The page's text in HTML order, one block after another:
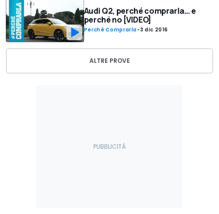
Audi Q2, perché comprarla… e
perché no [VIDEO]
Perché Comprarla-3 dic 2016
ALTRE PROVE